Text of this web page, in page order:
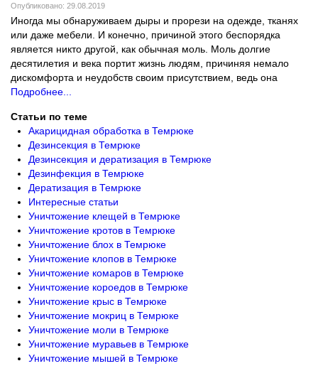
Опубликовано: 29.08.2019
Иногда мы обнаруживаем дыры и прорези на одежде, тканях
или даже мебели. И конечно, причиной этого беспорядка
является никто другой, как обычная моль. Моль долгие
десятилетия и века портит жизнь людям, причиняя немало
дискомфорта и неудобств своим присутствием, ведь она
Подробнее...
Статьи по теме
Акарицидная обработка в Темрюке
Дезинсекция в Темрюке
Дезинсекция и дератизация в Темрюке
Дезинфекция в Темрюке
Дератизация в Темрюке
Интересные статьи
Уничтожение клещей в Темрюке
Уничтожение кротов в Темрюке
Уничтожение блох в Темрюке
Уничтожение клопов в Темрюке
Уничтожение комаров в Темрюке
Уничтожение короедов в Темрюке
Уничтожение крыс в Темрюке
Уничтожение мокриц в Темрюке
Уничтожение моли в Темрюке
Уничтожение муравьев в Темрюке
Уничтожение мышей в Темрюке